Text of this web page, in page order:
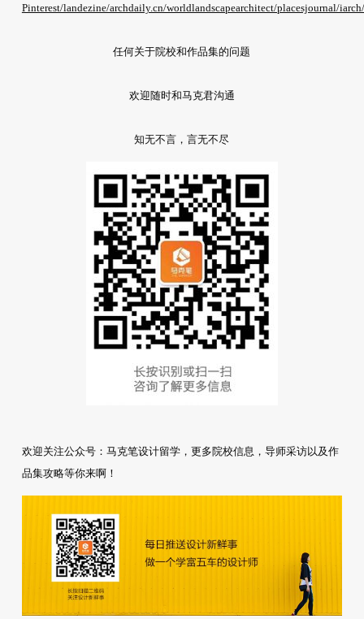
Pinterest/landezine/archdaily.cn/worldlandscapearchitect/placesjournal/
任何关于院校和作品集的问题
欢迎随时和马克君沟通
知无不言，言无不尽
欢迎关注公众号：马克笔设计留学，更多院校信息，导师采访以及作
品集攻略等你来啊！